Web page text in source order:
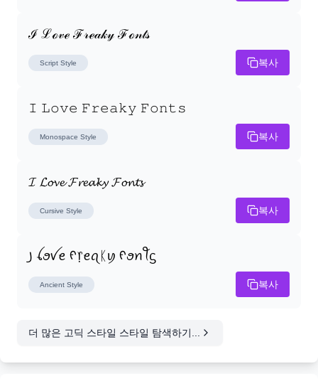
ℐ ℒℴ𝓋ℯ ℱ𝓇ℯ𝒶𝓀𝓎 ℱℴ𝓃𝓉𝓈
Script Style 복사
𝙸 𝙻𝚘𝚟𝚎 𝙵𝚛𝚎𝚊𝚔𝚢 𝙵𝚘𝚗𝚝𝚜
Monospace Style 복사
𝓘 𝓛𝓸𝓿𝓮 𝓕𝓻𝓮𝓪𝓴𝔂 𝓕𝓸𝓷𝓽𝓼
Cursive Style 복사
꠸ ꪶꪮꪜꫀ ᠻ᥅ꫀꪖᛕꪗ ᠻꪮꪀꪻᦓ
Ancient Style 복사
더 많은 고딕 스타일 스타일 탐색하기...